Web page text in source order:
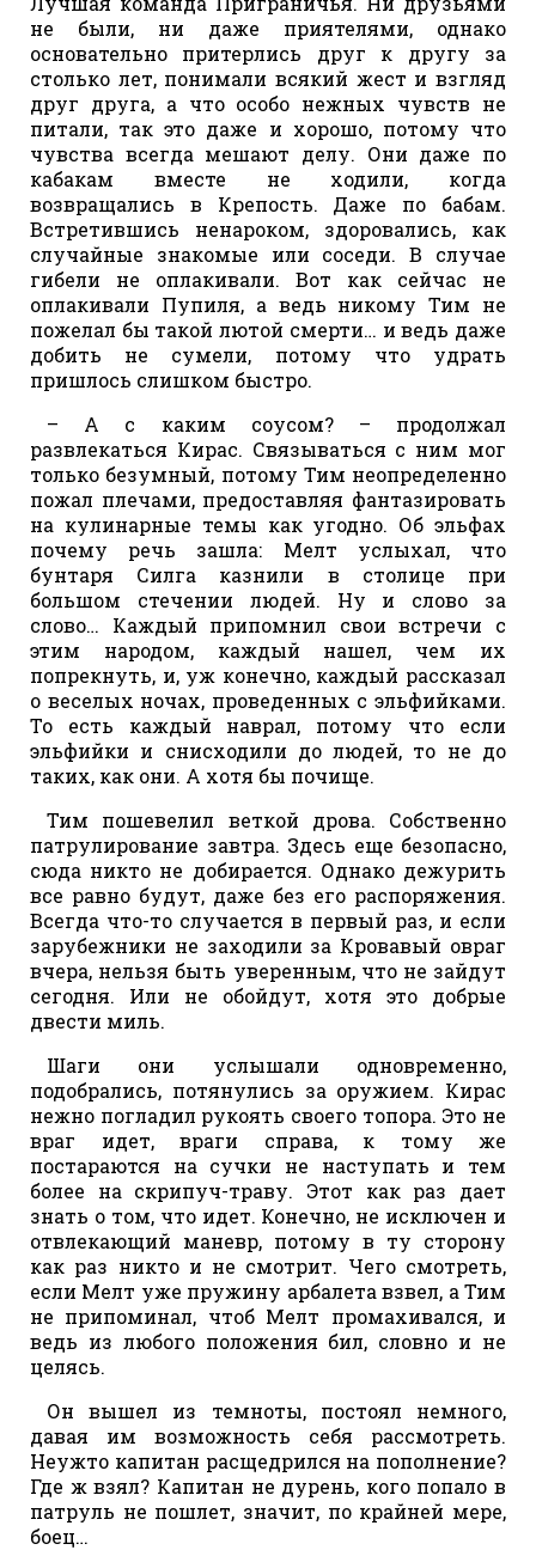
не были, ни даже приятелями, однако
основательно притерлись друг к другу за
столько лет, понимали всякий жест и взгляд
друг друга, а что особо нежных чувств не
питали, так это даже и хорошо, потому что
чувства всегда мешают делу. Они даже по
кабакам вместе не ходили, когда
возвращались в Крепость. Даже по бабам.
Встретившись ненароком, здоровались, как
случайные знакомые или соседи. В случае
гибели не оплакивали. Вот как сейчас не
оплакивали Пупиля, а ведь никому Тим не
пожелал бы такой лютой смерти… и ведь даже
добить не сумели, потому что удрать
пришлось слишком быстро.
– А с каким соусом? – продолжал
развлекаться Кирас. Связываться с ним мог
только безумный, потому Тим неопределенно
пожал плечами, предоставляя фантазировать
на кулинарные темы как угодно. Об эльфах
почему речь зашла: Мелт услыхал, что
бунтаря Силга казнили в столице при
большом стечении людей. Ну и слово за
слово… Каждый припомнил свои встречи с
этим народом, каждый нашел, чем их
попрекнуть, и, уж конечно, каждый рассказал
о веселых ночах, проведенных с эльфийками.
То есть каждый наврал, потому что если
эльфийки и снисходили до людей, то не до
таких, как они. А хотя бы почище.
Тим пошевелил веткой дрова. Собственно
патрулирование завтра. Здесь еще безопасно,
сюда никто не добирается. Однако дежурить
все равно будут, даже без его распоряжения.
Всегда что-то случается в первый раз, и если
зарубежники не заходили за Кровавый овраг
вчера, нельзя быть уверенным, что не зайдут
сегодня. Или не обойдут, хотя это добрые
двести миль.
Шаги они услышали одновременно,
подобрались, потянулись за оружием. Кирас
нежно погладил рукоять своего топора. Это не
враг идет, враги справа, к тому же
постараются на сучки не наступать и тем
более на скрипуч-траву. Этот как раз дает
знать о том, что идет. Конечно, не исключен и
отвлекающий маневр, потому в ту сторону
как раз никто и не смотрит. Чего смотреть,
если Мелт уже пружину арбалета взвел, а Тим
не припоминал, чтоб Мелт промахивался, и
ведь из любого положения бил, словно и не
целясь.
Он вышел из темноты, постоял немного,
давая им возможность себя рассмотреть.
Неужто капитан расщедрился на пополнение?
Где ж взял? Капитан не дурень, кого попало в
патруль не пошлет, значит, по крайней мере,
боец…